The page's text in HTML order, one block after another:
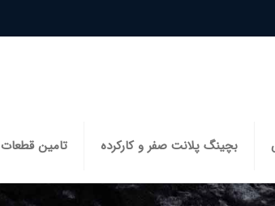
بچینگ پلانت صفر و کارکرده تامین قطعات